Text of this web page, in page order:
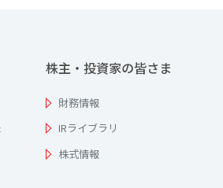
株主・投資家の皆さま
財務情報
IRライブラリ
株式情報